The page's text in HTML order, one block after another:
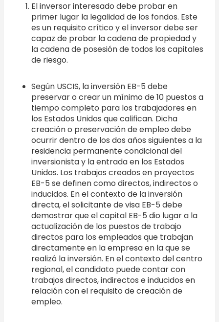
El inversor interesado debe probar en
primer lugar la legalidad de los fondos. Este
es un requisito crítico y el inversor debe ser
capaz de probar la cadena de propiedad y
la cadena de posesión de todos los capitales
de riesgo.
Según USCIS, la inversión EB-5 debe
preservar o crear un mínimo de 10 puestos a
tiempo completo para los trabajadores en
los Estados Unidos que califican. Dicha
creación o preservación de empleo debe
ocurrir dentro de los dos años siguientes a la
residencia permanente condicional del
inversionista y la entrada en los Estados
Unidos. Los trabajos creados en proyectos
EB-5 se definen como directos, indirectos o
inducidos. En el contexto de la inversión
directa, el solicitante de visa EB-5 debe
demostrar que el capital EB-5 dio lugar a la
actualización de los puestos de trabajo
directos para los empleados que trabajan
directamente en la empresa en la que se
realizó la inversión. En el contexto del centro
regional, el candidato puede contar con
trabajos directos, indirectos e inducidos en
relación con el requisito de creación de
empleo.